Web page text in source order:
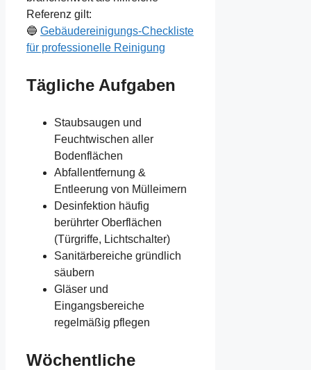
Referenz gilt:
🔵 Gebäudereinigungs-Checkliste
für professionelle Reinigung
Tägliche Aufgaben
Staubsaugen und
Feuchtwischen aller
Bodenflächen
Abfallentfernung &
Entleerung von Mülleimern
Desinfektion häufig
berührter Oberflächen
(Türgriffe, Lichtschalter)
Sanitärbereiche gründlich
säubern
Gläser und
Eingangsbereiche
regelmäßig pflegen
Wöchentliche